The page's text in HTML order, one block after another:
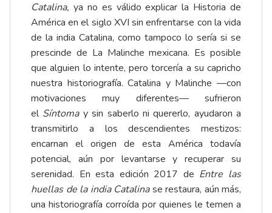
Catalina, ya no es válido explicar la Historia de
América en el siglo XVI sin enfrentarse con la vida
de la india Catalina, como tampoco lo sería si se
prescinde de La Malinche mexicana. Es posible
que alguien lo intente, pero torcería a su capricho
nuestra historiografía. Catalina y Malinche —con
motivaciones muy diferentes— sufrieron
el Síntomay sin saberlo ni quererlo, ayudaron a
transmitirlo a los descendientes mestizos:
encarnan el origen de esta América todavía
potencial, aún por levantarse y recuperar su
serenidad. En esta edición 2017 de Entre las
huellas de la india Catalinase restaura, aún más,
una historiografía corroída por quienes le temen a